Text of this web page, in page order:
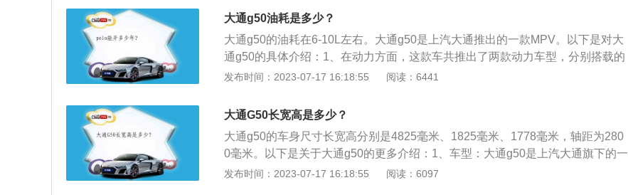
座椅、定速巡航、后部独立空调、12V电源+USB接口。2.安全配置上汽大通g50
首发款配备主副驾安全气囊和侧气囊、一二排气帘、ESC(ABS+EBD)以及胎压监
测，承载式车身，同时配备了二三排ISOFIX儿童安全座椅接口。上汽大通g50提
供包括2+3（5座）、2+2+2（6座）、2+2+3（7座）、2+3+2（7座）、2+3+3
（8座）在内的共五种座位。3.上汽大通g50首发款长宽高分别为：4825*1825*17
动机，其最大功率分别为120kW和124kW，峰值扭矩分别为230N/m和250N/m，
传动方面匹配6速手动（1.3T）或7速双离合变速箱（1.5T）。
大通g50油耗是多少？
大通g50的油耗在6-10L左右。大通g50是上汽大通推出的一款MPV。以下是对大
通g50的具体介绍：1、在动力方面，这款车共推出了两款动力车型，分别搭载的
是1.3T和1.5T涡轮增压发动机，其中，1.3T涡轮增压发动机是三缸发动机，1.4T
0牛米，1.5T发动机的最大功率为124kw，最大扭矩为250牛米，在传动方面，这
款车匹配的是6挡手动变速箱和7挡双离合变速箱。2、作为一款MPV，这款车的
油耗在同级别车型中的表现非常不错。如果想降低汽车的油耗，首先要做到的就
是养成良好的驾驶习惯，在驾驶汽车的过程中避免急加速或急减速，据统计，不
正确的驾驶习惯会导致汽车的燃油量增加5-30%。如果汽车经常行驶在路况较差
发布时间：2023-07-17 16:18:55 阅读：6441
大通G50长宽高是多少？
大通g50的车身尺寸长宽高分别是4825毫米、1825毫米、1778毫米，轴距为280
0毫米。以下是关于大通g50的更多介绍：1、车型：大通g50是上汽大通旗下的一
款mpv车型，这款车可以拉人也可以拉货。2、发动机：大通g50一共使用了两款
发布时间：2023-07-17 16:18:55 阅读：6097